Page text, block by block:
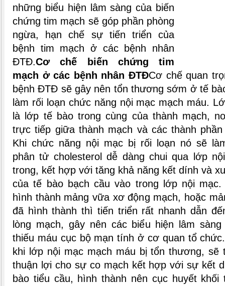
những biểu hiện lâm sàng của biến
chứng tim mạch sẽ góp phần phòng
ngừa, hạn chế sự tiến triển của
bệnh tim mạch ở các bệnh nhân
ĐTĐ.Cơ chế biến chứng tim
mạch ở các bệnh nhân ĐTĐCơ chế quan
bệnh ĐTĐ sẽ gây nên tổn thương sớm ở tế
làm rối loạn chức năng nội mạc mạch máu.
là lớp tế bào trong cùng của thành mạch,
trực tiếp giữa thành mạch và các thành
Khi chức năng nội mạc bị rối loạn nó sẽ
phân tử cholesterol dễ dàng chui qua lớp
trong, kết hợp với tăng khả năng kết dính và
của tế bào bạch cầu vào trong lớp nội
hình thành mảng vữa xơ động mạch, hoặc
đã hình thành thì tiến triển rất nhanh dẫn
lòng mạch, gây nên các biểu hiện lâm
thiếu máu cục bộ mạn tính ở cơ quan tổ
khi lớp nội mạc mạch máu bị tổn thương, sẽ
thuận lợi cho sự co mạch kết hợp với sự kết
bào tiểu cầu, hình thành nên cục huyết khối